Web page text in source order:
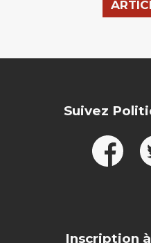
Suivez
Inscription